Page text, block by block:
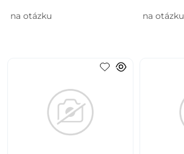
na otázku na otázku